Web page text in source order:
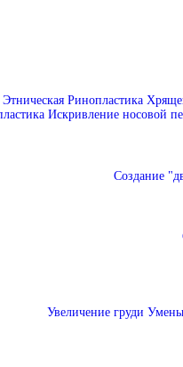
Этническая Ринопластика
Искривление носовой
Создание
Увеличение груди